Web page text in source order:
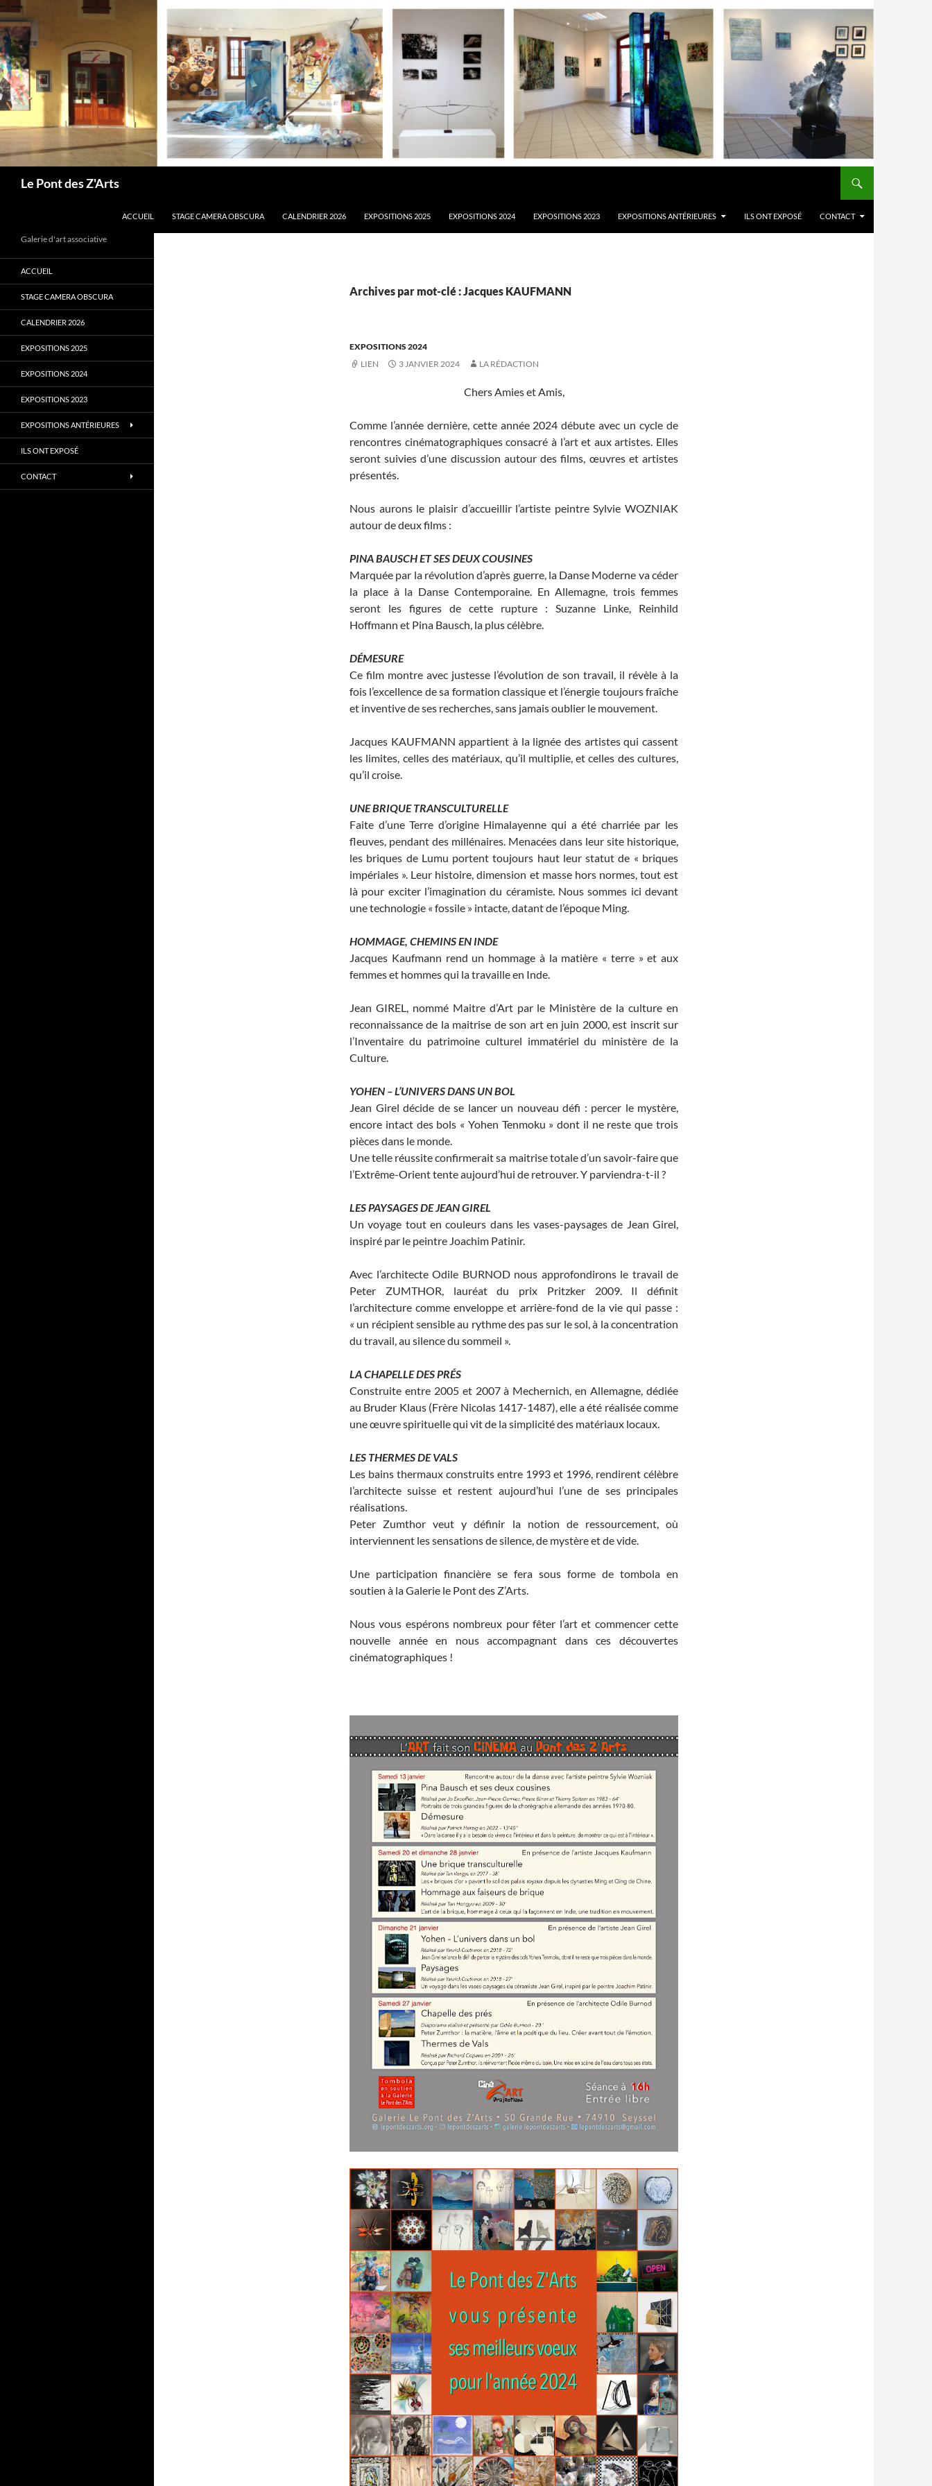
Aller
au
contenu
Le Pont des Z'Arts
ACCUEIL STAGE CAMERA OBSCURA CALENDRIER 2026 EXPOSITIONS 2025 EXPOSITIONS 2024 EXPOSITIONS 2023 EXPOSITIONS ANTÉRIEURES ILS ONT EXPOSÉ CONTACT
Archives par mot-clé : Jacques KAUFMANN
EXPOSITIONS 2024
LIEN
3 JANVIER 2024 LA RÉDACTION
Chers Amies et Amis,
Comme l’année dernière, cette année 2024 débute avec un cycle de
rencontres cinématographiques consacré à l’art et aux artistes. Elles
seront suivies d’une discussion autour des films, œuvres et artistes
présentés.
Nous aurons le plaisir d’accueillir l’artiste peintre Sylvie WOZNIAK
autour de deux films :
PINA BAUSCH ET SES DEUX COUSINES
Marquée par la révolution d’après guerre, la Danse Moderne va céder
la place à la Danse Contemporaine. En Allemagne, trois femmes
seront les figures de cette rupture : Suzanne Linke, Reinhild
Hoffmann et Pina Bausch, la plus célèbre.
DÉMESURE
Ce film montre avec justesse l’évolution de son travail, il révèle à la
fois l’excellence de sa formation classique et l’énergie toujours fraîche
et inventive de ses recherches, sans jamais oublier le mouvement.
Jacques KAUFMANN appartient à la lignée des artistes qui cassent
les limites, celles des matériaux, qu’il multiplie, et celles des cultures,
qu’il croise.
UNE BRIQUE TRANSCULTURELLE
Faite d’une Terre d’origine Himalayenne qui a été charriée par les
fleuves, pendant des millénaires. Menacées dans leur site historique,
les briques de Lumu portent toujours haut leur statut de « briques
impériales ». Leur histoire, dimension et masse hors normes, tout est
là pour exciter l’imagination du céramiste. Nous sommes ici devant
une technologie « fossile » intacte, datant de l’époque Ming.
HOMMAGE, CHEMINS EN INDE
Jacques Kaufmann rend un hommage à la matière « terre » et aux
femmes et hommes qui la travaille en Inde.
Jean GIREL, nommé Maitre d’Art par le Ministère de la culture en
reconnaissance de la maitrise de son art en juin 2000, est inscrit sur
l’Inventaire du patrimoine culturel immatériel du ministère de la
Culture.
YOHEN – L’UNIVERS DANS UN BOL
Jean Girel décide de se lancer un nouveau défi : percer le mystère,
encore intact des bols « Yohen Tenmoku » dont il ne reste que trois
pièces dans le monde.
Une telle réussite confirmerait sa maitrise totale d’un savoir-faire que
l’Extrême-Orient tente aujourd’hui de retrouver. Y parviendra-t-il ?
LES PAYSAGES DE JEAN GIREL
Un voyage tout en couleurs dans les vases-paysages de Jean Girel,
inspiré par le peintre Joachim Patinir.
Avec l’architecte Odile BURNOD nous approfondirons le travail de
Peter ZUMTHOR, lauréat du prix Pritzker 2009. Il définit
l’architecture comme enveloppe et arrière-fond de la vie qui passe :
« un récipient sensible au rythme des pas sur le sol, à la concentration
du travail, au silence du sommeil ».
LA CHAPELLE DES PRÉS
Construite entre 2005 et 2007 à Mechernich, en Allemagne, dédiée
au Bruder Klaus (Frère Nicolas 1417-1487), elle a été réalisée comme
une œuvre spirituelle qui vit de la simplicité des matériaux locaux.
LES THERMES DE VALS
Les bains thermaux construits entre 1993 et 1996, rendirent célèbre
l’architecte suisse et restent aujourd’hui l’une de ses principales
réalisations.
Peter Zumthor veut y définir la notion de ressourcement, où
interviennent les sensations de silence, de mystère et de vide.
Une participation financière se fera sous forme de tombola en
soutien à la Galerie le Pont des Z’Arts.
Nous vous espérons nombreux pour fêter l’art et commencer cette
nouvelle année en nous accompagnant dans ces découvertes
cinématographiques !
Galerie d'art associative
ACCUEIL
STAGE CAMERA OBSCURA
CALENDRIER 2026
EXPOSITIONS 2025
EXPOSITIONS 2024
EXPOSITIONS 2023
EXPOSITIONS ANTÉRIEURES
ILS ONT EXPOSÉ
CONTACT